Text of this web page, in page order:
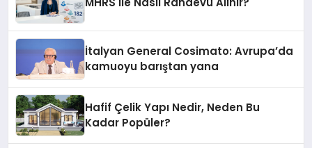
İtalyan General Cosimato: Avrupa’da
kamuoyu barıştan yana
Hafif Çelik Yapı Nedir, Neden Bu
Kadar Popüler?